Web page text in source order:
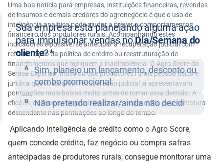
Uma boa notícia para empresas, instituições financeiras, revendas
de insumos e demais credores do agronegócio é que o uso de
inteligência analítica pode ajudar a prever o comportamento
financeiro dos produtores rurais. Acompanhando estes
indicadores é possível se antecipar à recuperação judicial com
reformulação da política de crédito ou reestruturação de
financiamentos que mitiguem a inadimplência. O Agro Score da
Serasa Experian mostrou que produtores rurais pessoa física e
jurídica que solicitaram recuperação judicial já apresentavam
pontuações mais baixas muito antes de tomar essa decisão. A
eficácia do modelo de previsibilidade é evidenciada pela curvatura
descendente nas pontuações ao longo do tempo.
Aplicando inteligência de crédito como o Agro Score,
quem concede crédito, faz negócio ou compra safras
antecipadas de produtores rurais, consegue monitorar uma